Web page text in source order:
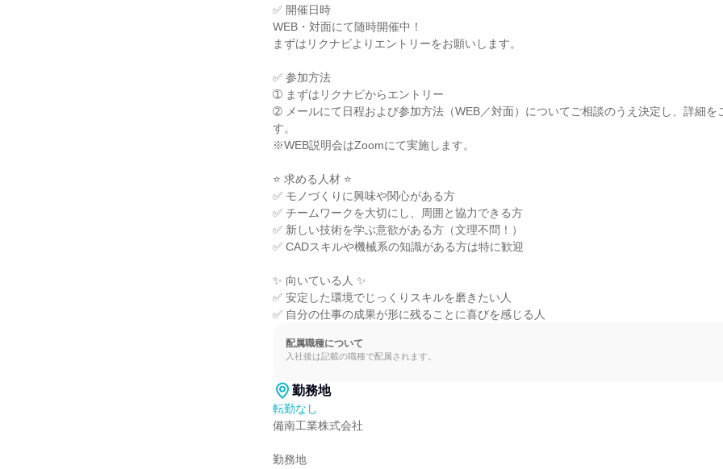
✅ 開催日時
WEB・対面にて随時開催中！
まずはリクナビよりエントリーをお願いします。
✅ 参加方法
➀ まずはリクナビからエントリー
➁ メールにて日程および参加方法（WEB／対面）についてご相談のうえ決定し、詳細を
す。
※WEB説明会はZoomにて実施します。
⭐ 求める人材 ⭐
✅ モノづくりに興味や関心がある方
✅ チームワークを大切にし、周囲と協力できる方
✅ 新しい技術を学ぶ意欲がある方（文理不問！）
✅ CADスキルや機械系の知識がある方は特に歓迎
✨ 向いている人 ✨
✅ 安定した環境でじっくりスキルを磨きたい人
✅ 自分の仕事の成果が形に残ることに喜びを感じる人
配属職種について
入社後は記載の職種で配属されます。
勤務地
転勤なし
備南工業株式会社
勤務地